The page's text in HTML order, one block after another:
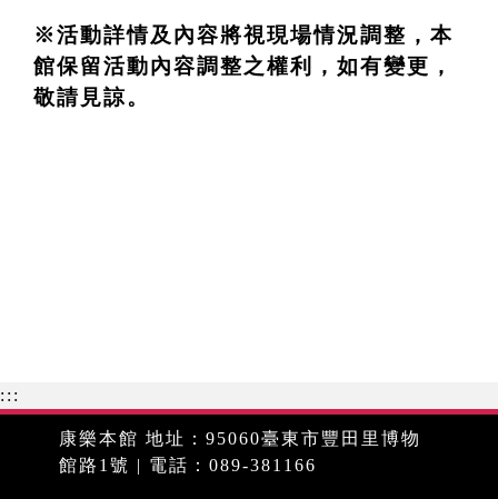
※活動詳情及內容將視現場情況調整，本
館保留活動內容調整之權利，如有變更，
敬請見諒。
:::
康樂本館 地址：95060臺東市豐田里博物
館路1號 | 電話：089-381166